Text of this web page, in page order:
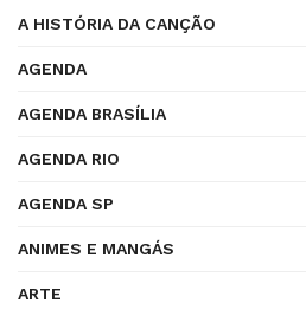
A HISTÓRIA DA CANÇÃO
AGENDA
AGENDA BRASÍLIA
AGENDA RIO
AGENDA SP
ANIMES E MANGÁS
ARTE